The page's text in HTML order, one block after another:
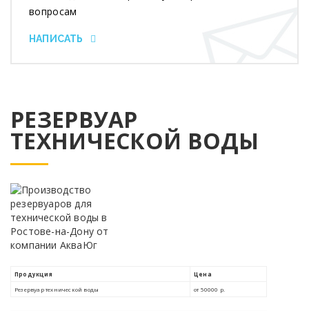
вопросам
НАПИСАТЬ
РЕЗЕРВУАР
ТЕХНИЧЕСКОЙ ВОДЫ